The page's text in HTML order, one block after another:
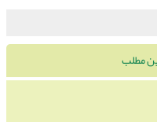
مطلب